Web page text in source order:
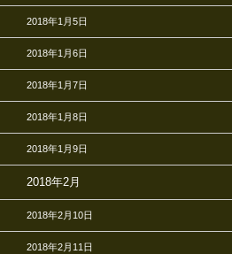
2018年1月5日
2018年1月6日
2018年1月7日
2018年1月8日
2018年1月9日
2018年2月
2018年2月10日
2018年2月11日